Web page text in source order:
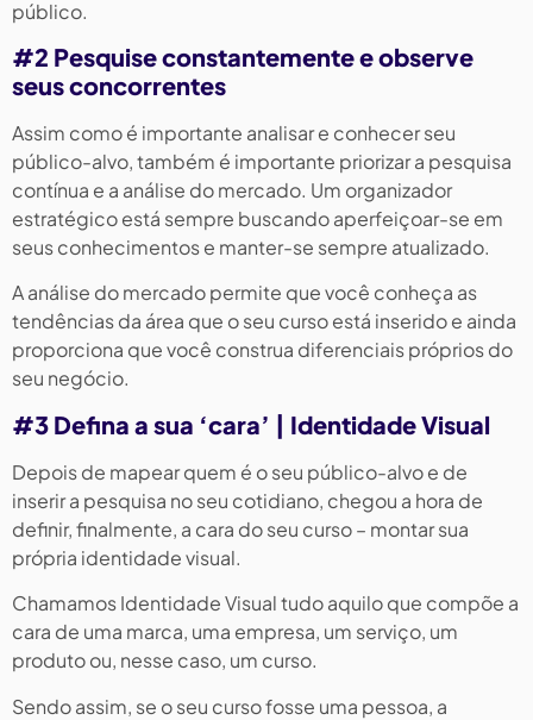
público.
#2 Pesquise constantemente e observe
seus concorrentes
Assim como é importante analisar e conhecer seu
público-alvo, também é importante priorizar a pesquisa
contínua e a análise do mercado. Um organizador
estratégico está sempre buscando aperfeiçoar-se em
seus conhecimentos e manter-se sempre atualizado.
A análise do mercado permite que você conheça as
tendências da área que o seu curso está inserido e ainda
proporciona que você construa diferenciais próprios do
seu negócio.
#3 Defina a sua ‘cara’ | Identidade Visual
Depois de mapear quem é o seu público-alvo e de
inserir a pesquisa no seu cotidiano, chegou a hora de
definir, finalmente, a cara do seu curso – montar sua
própria identidade visual.
Chamamos Identidade Visual tudo aquilo que compõe a
cara de uma marca, uma empresa, um serviço, um
produto ou, nesse caso, um curso.
Sendo assim, se o seu curso fosse uma pessoa, a